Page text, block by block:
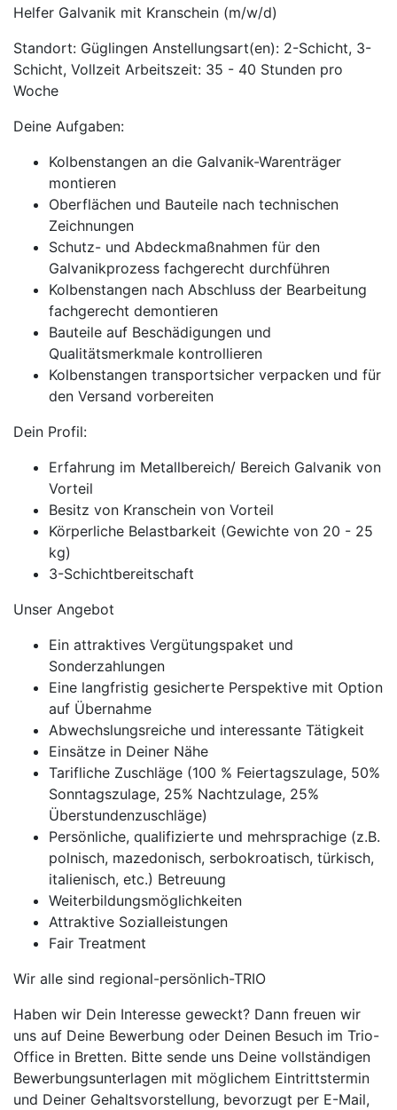
Helfer Galvanik mit Kranschein (m/w/d)
Standort: Güglingen Anstellungsart(en): 2-Schicht, 3-
Schicht, Vollzeit Arbeitszeit: 35 - 40 Stunden pro
Woche
Deine Aufgaben:
Kolbenstangen an die Galvanik-Warenträger
montieren
Oberflächen und Bauteile nach technischen
Zeichnungen
Schutz- und Abdeckmaßnahmen für den
Galvanikprozess fachgerecht durchführen
Kolbenstangen nach Abschluss der Bearbeitung
fachgerecht demontieren
Bauteile auf Beschädigungen und
Qualitätsmerkmale kontrollieren
Kolbenstangen transportsicher verpacken und für
den Versand vorbereiten
Dein Profil:
Erfahrung im Metallbereich/ Bereich Galvanik von
Vorteil
Besitz von Kranschein von Vorteil
Körperliche Belastbarkeit (Gewichte von 20 - 25
kg)
3-Schichtbereitschaft
Unser Angebot
Ein attraktives Vergütungspaket und
Sonderzahlungen
Eine langfristig gesicherte Perspektive mit Option
auf Übernahme
Abwechslungsreiche und interessante Tätigkeit
Einsätze in Deiner Nähe
Tarifliche Zuschläge (100 % Feiertagszulage, 50%
Sonntagszulage, 25% Nachtzulage, 25%
Überstundenzuschläge)
Persönliche, qualifizierte und mehrsprachige (z.B.
polnisch, mazedonisch, serbokroatisch, türkisch,
italienisch, etc.) Betreuung
Weiterbildungsmöglichkeiten
Attraktive Sozialleistungen
Fair Treatment
Wir alle sind regional-persönlich-TRIO
Haben wir Dein Interesse geweckt? Dann freuen wir
uns auf Deine Bewerbung oder Deinen Besuch im Trio-
Office in Bretten. Bitte sende uns Deine vollständigen
Bewerbungsunterlagen mit möglichem Eintrittstermin
und Deiner Gehaltsvorstellung, bevorzugt per E-Mail,